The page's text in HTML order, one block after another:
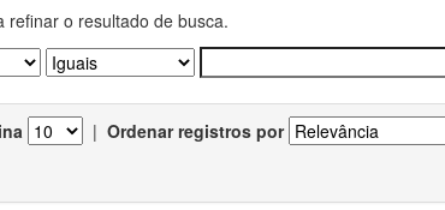
refinar o resultado de busca.
| Ordenar registros por